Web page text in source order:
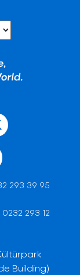
293 39 95
0232 293 12
Building)